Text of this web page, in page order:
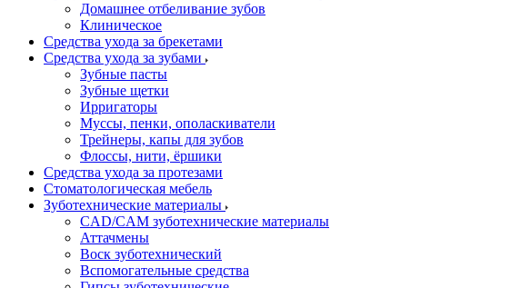
Домашнее отбеливание зубов
Клиническое
Средства ухода за брекетами
Средства ухода за зубами
Зубные пасты
Зубные щетки
Ирригаторы
Муссы, пенки, ополаскиватели
Трейнеры, капы для зубов
Флоссы, нити, ёршики
Средства ухода за протезами
Стоматологическая мебель
Зуботехнические материалы
CAD/CAM зуботехнические материалы
Аттачмены
Воск зуботехнический
Вспомогательные средства